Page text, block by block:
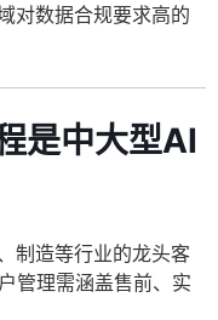
对数据合规要求高的
是中大型AI
制造等行业的龙头客
管理需涵盖售前、实